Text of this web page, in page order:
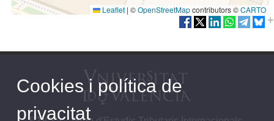
Leaflet | ©OpenStreetMapcontributors ©CARTO
Cookies i política de
privacitat